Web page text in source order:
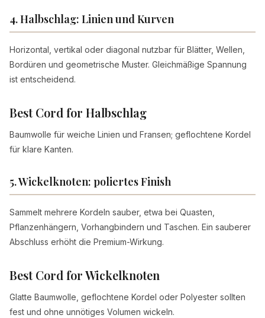
4. Halbschlag: Linien und Kurven
Horizontal, vertikal oder diagonal nutzbar für Blätter, Wellen,
Bordüren und geometrische Muster. Gleichmäßige Spannung
ist entscheidend.
Best Cord for Halbschlag
Baumwolle für weiche Linien und Fransen; geflochtene Kordel
für klare Kanten.
5. Wickelknoten: poliertes Finish
Sammelt mehrere Kordeln sauber, etwa bei Quasten,
Pflanzenhängern, Vorhangbindern und Taschen. Ein sauberer
Abschluss erhöht die Premium-Wirkung.
Best Cord for Wickelknoten
Glatte Baumwolle, geflochtene Kordel oder Polyester sollten
fest und ohne unnötiges Volumen wickeln.